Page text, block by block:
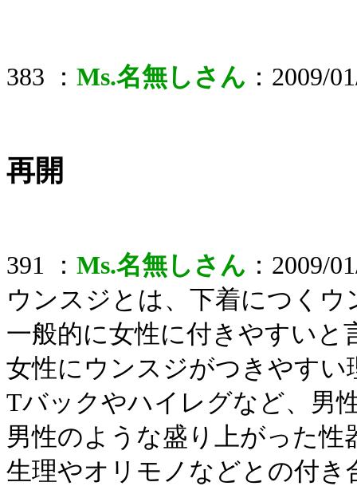
383 ： Ms.名無しさん ：2009/
再開
391 ： Ms.名無しさん ：2009/
ウンスジとは、下着につく
一般的に女性に付きやすいと
女性にウンスジがつきやすい
Tバックやハイレグなど、男
男性のような盛り上がった
生理やオリモノなどとの付